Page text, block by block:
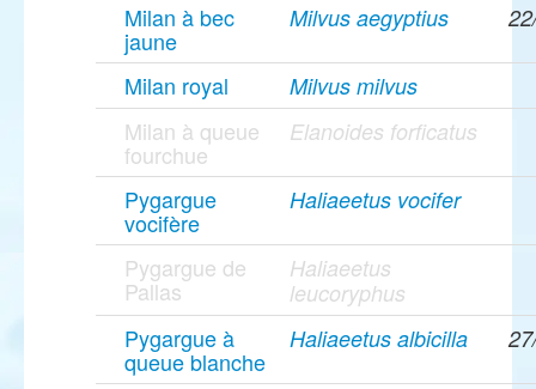
Milan à bec
jaune
Milvus aegyptius
Milan royal Milvus milvus
Milan à queue
fourchue
Elanoides forficatus
Pygargue
vocifère
Haliaeetus vocifer
Pygargue de
Pallas
Haliaeetus
leucoryphus
Pygargue à
queue blanche
Haliaeetus albicilla